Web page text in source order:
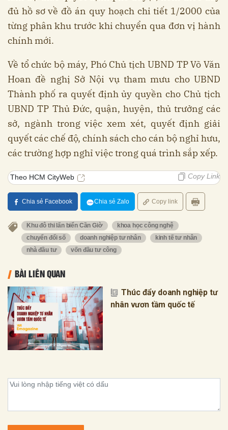
đủ hồ sơ về đồ án quy hoạch chi tiết 1/2000 của
từng phân khu trước khi chuyển qua đơn vị hành
chính mới.
Về tổ chức bộ máy, Phó Chủ tịch UBND TP Võ Văn
Hoan đề nghị Sở Nội vụ tham mưu cho UBND
Thành phố ra quyết định ủy quyền cho Chủ tịch
UBND TP Thủ Đức, quận, huyện, thủ trưởng các
sở, ngành trong việc xem xét, quyết định giải
quyết các chế độ, chính sách cho cán bộ nghỉ hưu,
các trường hợp nghỉ việc trong quá trình sắp xếp.
Theo HCM CityWeb Copy Link
Chia sẻ Facebook Chia sẻ Zalo Copy link
Khu đô thi lấn biển Cần Giờ
khoa học công nghệ
chuyển đổi số
doanh nghiệp tư nhân
kinh tế tư nhân
nhà đầu tư
vốn đầu tư công
BÀI LIÊN QUAN
Thúc đẩy doanh nghiệp tư
nhân vươn tầm quốc tế